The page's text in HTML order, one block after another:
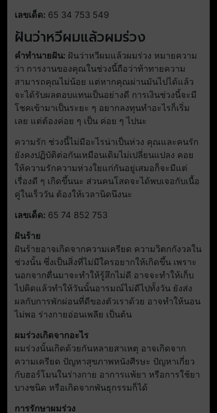
เลขเด็ด: 65 34 753 549
ฝันว่าหวีผมแล้วผมร่วง
คำทำนายฝัน: ฝันว่าหวีผมแล้วผมร่วง หมายความ
ว่า การงานของคุณในช่วงนี้ถือว่าท้าทายความ
สามารถคุณไม่น้อย แต่หากคุณผ่านมันไปได้แล้ว
จะได้รับผลตอบแทนเป็นอย่างดี การเงินช่วงนี้จะมี
โชคเข้ามาเป็นระยะ ๆ อยากลงทุนทำอะไรก็เริ่ม
เลย แต่ต้องค่อย ๆ เป็น ค่อย ๆ ไปนะ
ความรัก ช่วงนี้ไม่มีอะไรน่าเป็นห่วง คุณและคนรัก
ยังคงปฏิบัติต่อกันเหมือนเดิมไม่เปลี่ยนแปลง คอย
ให้ความรักความห่วงใยแก่กันอยู่เสมอก็จะมีแต่
เรื่องดี ๆ เกิดขึ้นนะ ส่วนคนโสดจะได้พบเจอกับเนื้อ
คู่ในเร็ววัน ต้องให้เวลานิดนึงนะ
เลขเด็ด: 65 74 852 753
ฝันร้าย
ฝันร้ายอาจเกิดจากความเครียด ความวิตกกังวลใน
ช่วงนั้น ซึ่งเป็นสิ่งที่ไม่มีใครอยากให้เกิดขึ้น เพราะ
นอกจากตื่นมาจะทำให้รู้สึกไม่ดี อาจจะทำให้เก็บ
ไปคิดแล้วทำให้วันนั้นอารมณ์ไม่ดีไปทั้งวัน ยังส่ง
ผลกับการพักผ่อนที่ดีของตัวเราด้วย อาจทำให้นอน
ไม่พอ ร่างกายอ่อนเพลีย เป็นต้น
ผมร่วงเกิดจากอะไร
ผมร่วงนั้นเกิดด้วยกันหลายสาเหตุ อาจเกิดจาก
ความเครียด ปัญหาสุขภาพหนังศีรษะ ปัญหาเกี่ยว
กับฮอร์โมนในร่างกาย อาการแพ้ยา หรือการใช้ยา
บางชนิด หรือเกิดจากพันธุกรรมก็ได้
การรักษาผมร่วง